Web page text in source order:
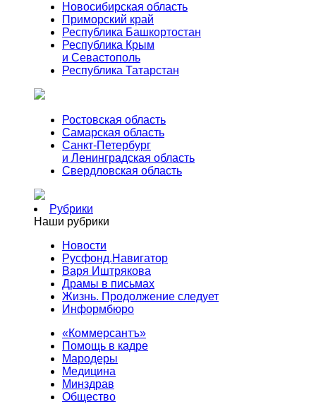
Новосибирская область
Приморский край
Республика Башкортостан
Республика Крым
и Севастополь
Республика Татарстан
Ростовская область
Самарская область
Санкт-Петербург
и Ленинградская область
Свердловская область
Рубрики
Наши рубрики
Новости
Русфонд.Навигатор
Варя Иштрякова
Драмы в письмах
Жизнь. Продолжение следует
Информбюро
«Коммерсантъ»
Помощь в кадре
Мародеры
Медицина
Минздрав
Общество